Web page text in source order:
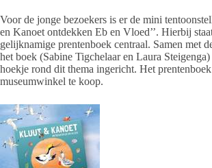
Voor de jonge bezoekers is er de mini
en Kanoet ontdekken Eb en Vloed’’. Hierbij
gelijknamige prentenboek centraal. Samen met
het boek (Sabine Tigchelaar en Laura
hoekje rond dit thema ingericht. Het
museumwinkel te koop.